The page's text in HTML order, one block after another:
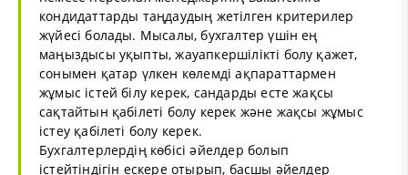
кондидаттарды таңдаудың жетілген критерилер
жүйесі болады. Мысалы, бухгалтер үшін ең
маңыздысы уқыпты, жауапкершілікті болу қажет,
сонымен қатар үлкен көлемді ақпараттармен
жұмыс істей білу керек, сандарды есте жақсы
сақтайтын қабілеті болу керек және жақсы жұмыс
істеу қабілеті болу керек.
Бухгалтерлердің көбісі әйелдер болып
істейтіндігін ескере отырып, басшы әйелдер